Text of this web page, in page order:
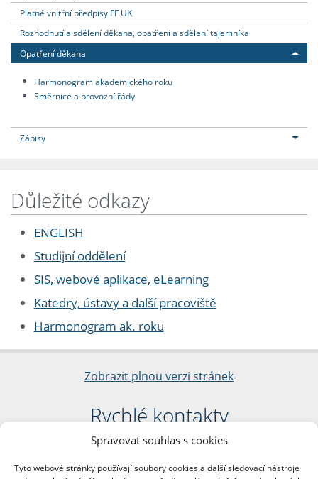
Spravovat souhlas s cookies
Tyto webové stránky používají soubory cookies a další sledovací nástroje
Platné vnitřní předpisy FF UK
Rozhodnutí a sdělení děkana, opatření a sdělení tajemníka
Opatření děkana
Harmonogram akademického roku
Směrnice a provozní řády
Zápisy
Důležité odkazy
ENGLISH
Studijní oddělení
SIS, webové aplikace, eLearning
Katedry, ústavy a další pracoviště
Harmonogram ak. roku
Zobrazit plnou verzi stránek
Rychlé kontakty
Filozofická fakulta
nám. Jana Palacha 1/2